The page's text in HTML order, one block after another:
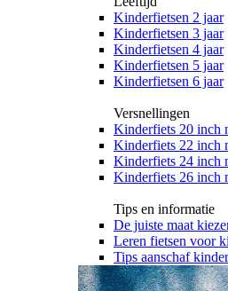
Kinderfietsen 2 jaar
Kinderfietsen 3 jaar
Kinderfietsen 4 jaar
Kinderfietsen 5 jaar
Kinderfietsen 6 jaar
Versnellingen
Kinderfiets 20 inch
Kinderfiets 22 inch
Kinderfiets 24 inch
Kinderfiets 26 inch
Tips en informatie
De juiste maat
Leren fietsen voor
Tips aanschaf